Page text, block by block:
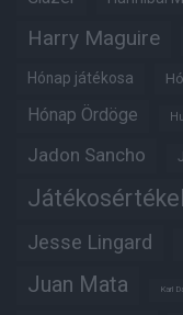
Harry Maguire
Hónap játékosa
Hónap Ördöge
Jadon Sancho
Jesse Lingard
Juan Mata Karl